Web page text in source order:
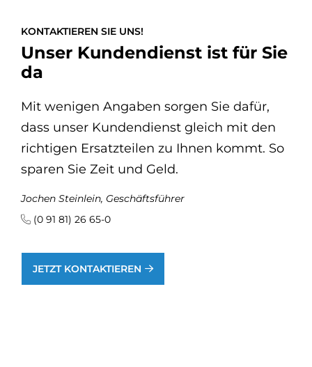
KONTAKTIEREN SIE UNS!
Unser Kundendienst ist für Sie
da
Mit wenigen Angaben sorgen Sie dafür,
dass unser Kundendienst gleich mit den
richtigen Ersatzteilen zu Ihnen kommt. So
sparen Sie Zeit und Geld.
Jochen Steinlein, Geschäftsführer
(0 91 81) 26 65-0
JETZT KONTAKTIEREN